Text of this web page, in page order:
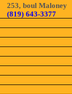
253, boul Maloney
(819) 643-3377